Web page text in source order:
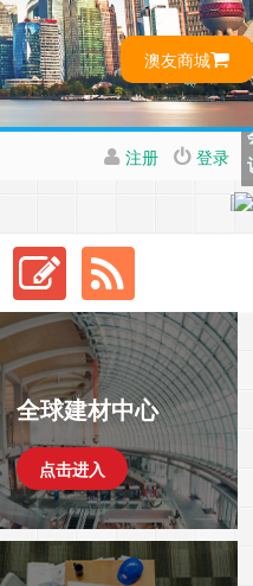
澳友商城
注册 登录
全球建材中心
点击进入